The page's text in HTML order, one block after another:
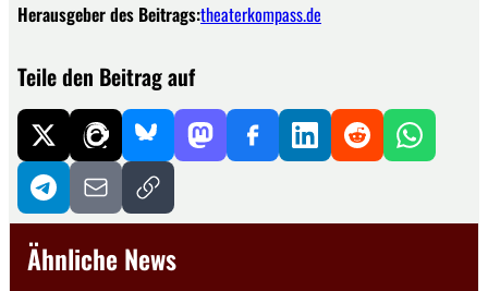
Herausgeber des Beitrags:theaterkompass.de
Teile den Beitrag auf
Ähnliche News